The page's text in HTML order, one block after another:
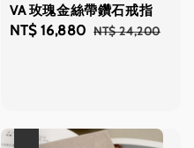
VA 玫瑰金絲帶鑽石戒指
Sale
NT$ 16,880 Regular
NT$ 24,200